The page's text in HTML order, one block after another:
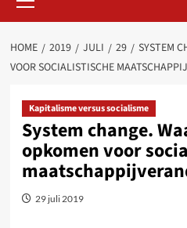
menu
HOME 2019 JULI 29
SYSTEM
VOOR SOCIALISTISCHE
Kapitalisme versus socialisme
System change.
opkomen voor
29 juli 2019